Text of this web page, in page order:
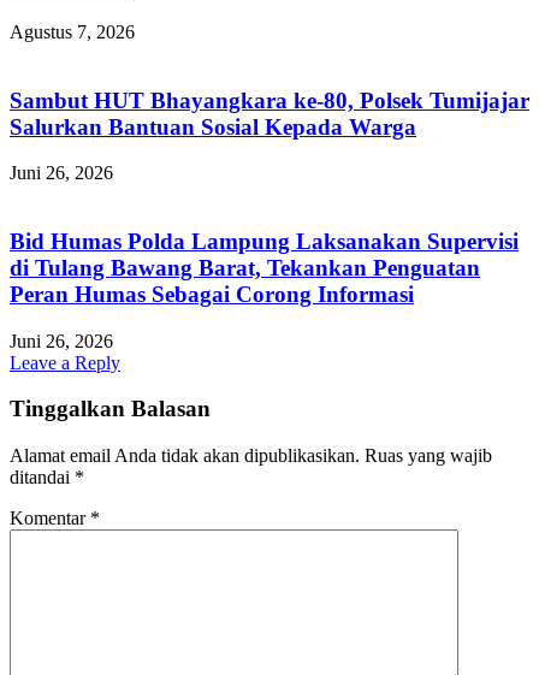
Agustus 7, 2026
Sambut HUT Bhayangkara ke-80, Polsek Tumijajar
Salurkan Bantuan Sosial Kepada Warga
Juni 26, 2026
Bid Humas Polda Lampung Laksanakan Supervisi
di Tulang Bawang Barat, Tekankan Penguatan
Peran Humas Sebagai Corong Informasi
Juni 26, 2026
Leave a Reply
Tinggalkan Balasan
Alamat email Anda tidak akan dipublikasikan. Ruas yang wajib
ditandai *
Komentar *